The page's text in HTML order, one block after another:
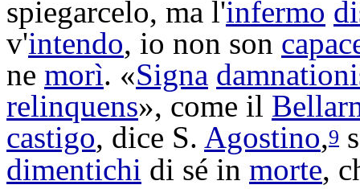
spiegarcelo, ma l'infermo
v'intendo, io non son
ne morì. «Signa
relinquens», come il
castigo, dice S. Agostino,9
dimentichi di sé in morte,